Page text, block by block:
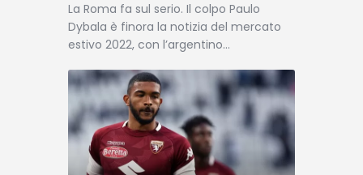
La Roma fa sul serio. Il colpo Paulo
Dybala è finora la notizia del mercato
estivo 2022, con l’argentino…